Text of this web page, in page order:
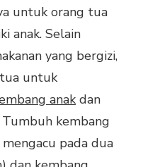
untuk orang tua
anak. Selain
yang bergizi,
untuk
anak dan
kembang
pada dua